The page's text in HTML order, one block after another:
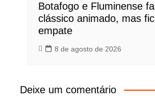
Botafogo e Fluminense
clássico animado, mas
empate
8 de agosto de 2026
Deixe um comentário